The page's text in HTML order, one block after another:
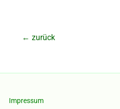
← zurück
Impressum